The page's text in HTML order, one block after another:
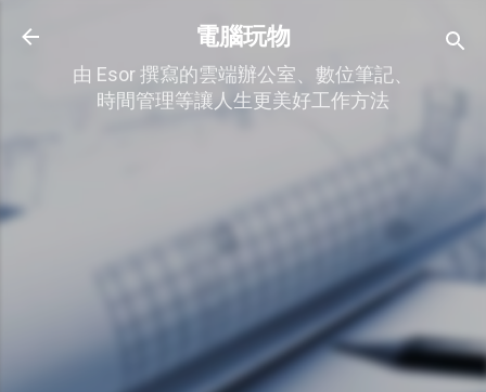
跳到主要內容
電腦玩物
由 Esor 撰寫的雲端辦公室、數位筆記、
時間管理等讓人生更美好工作方法